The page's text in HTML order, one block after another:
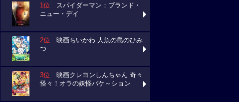
1位 スパイダーマン：ブランド・
ニュー・デイ
2位 映画ちいかわ 人魚の島のひみ
つ
3位 映画クレヨンしんちゃん 奇々
怪々！オラの妖怪バケ～ション